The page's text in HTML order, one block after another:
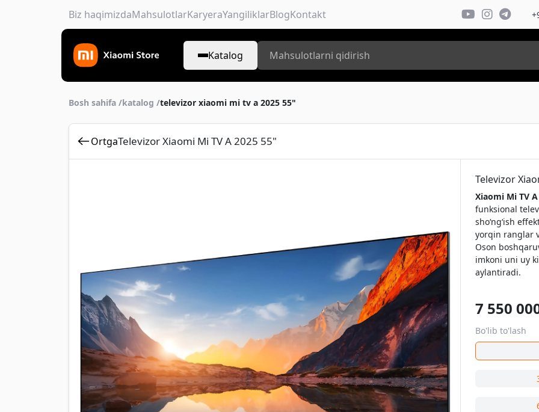
Biz haqimizdaMahsulotlarKaryeraYangiliklarBlogKontakt
Katalog
Bosh sahifa /katalog /televizor xiaomi mi tv a 2025 55"
OrtgaTelevizor Xiaomi Mi TV A 2025 55"
Televizor
Xiaomi Mi TV
funksional
sho‘ng‘ish
yorqin ranglar
Oson
imkoni uni uy
aylantiradi.
7 550
Bo'lib to'lash